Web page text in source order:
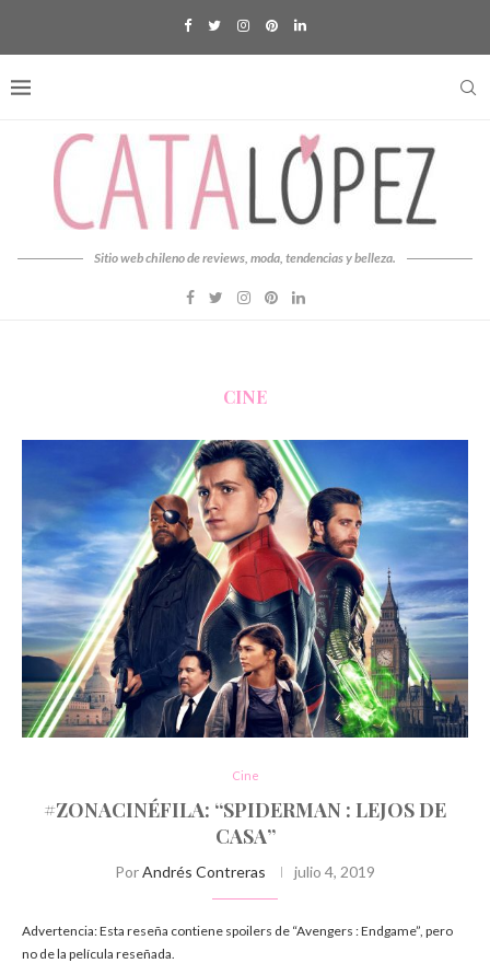
Sitio web chileno de reviews, moda, tendencias y belleza.
CINE
Cine
#ZONACINÉFILA: “SPIDERMAN : LEJOS DE
CASA”
PorAndrés Contreras julio 4, 2019
Advertencia: Esta reseña contiene spoilers de “Avengers : Endgame”, pero
no de la película reseñada.